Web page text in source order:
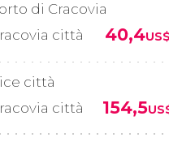
di Cracovia
città
40,4US$
città
città
154,5